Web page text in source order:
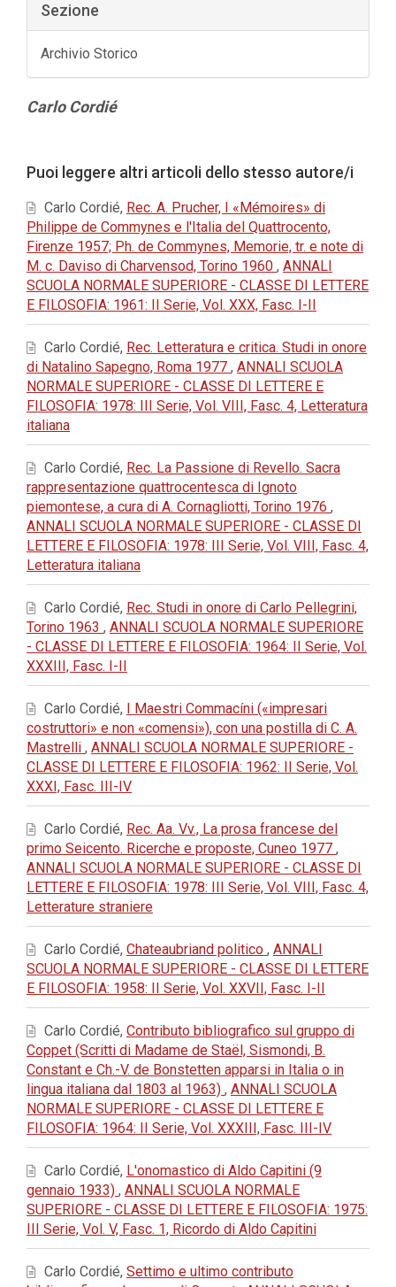
Sezione
Archivio Storico
Contenuto
Carlo Cordié
dell'articolo
Puoi leggere altri articoli dello stesso autore/i
Carlo Cordié, Rec. A. Prucher, I «Mémoires» di
Philippe de Commynes e l'Italia del Quattrocento,
Firenze 1957; Ph. de Commynes, Memorie, tr. e note di
M. c. Daviso di Charvensod, Torino 1960 , ANNALI
SCUOLA NORMALE SUPERIORE - CLASSE DI LETTERE
E FILOSOFIA: 1961: II Serie, Vol. XXX, Fasc. I-II
Carlo Cordié, Rec. Letteratura e critica. Studi in onore
di Natalino Sapegno, Roma 1977 , ANNALI SCUOLA
NORMALE SUPERIORE - CLASSE DI LETTERE E
FILOSOFIA: 1978: III Serie, Vol. VIII, Fasc. 4, Letteratura
italiana
Carlo Cordié, Rec. La Passione di Revello. Sacra
rappresentazione quattrocentesca di Ignoto
piemontese, a cura di A. Cornagliotti, Torino 1976 ,
ANNALI SCUOLA NORMALE SUPERIORE - CLASSE DI
LETTERE E FILOSOFIA: 1978: III Serie, Vol. VIII, Fasc. 4,
Letteratura italiana
Carlo Cordié, Rec. Studi in onore di Carlo Pellegrini,
Torino 1963 , ANNALI SCUOLA NORMALE SUPERIORE
- CLASSE DI LETTERE E FILOSOFIA: 1964: II Serie, Vol.
XXXIII, Fasc. I-II
Carlo Cordié, I Maestri Commacíni («impresari
costruttori» e non «comensi»), con una postilla di C. A.
Mastrelli , ANNALI SCUOLA NORMALE SUPERIORE -
CLASSE DI LETTERE E FILOSOFIA: 1962: II Serie, Vol.
XXXI, Fasc. III-IV
Carlo Cordié, Rec. Aa. Vv., La prosa francese del
primo Seicento. Ricerche e proposte, Cuneo 1977 ,
ANNALI SCUOLA NORMALE SUPERIORE - CLASSE DI
LETTERE E FILOSOFIA: 1978: III Serie, Vol. VIII, Fasc. 4,
Letterature straniere
Carlo Cordié, Chateaubriand politico , ANNALI
SCUOLA NORMALE SUPERIORE - CLASSE DI LETTERE
E FILOSOFIA: 1958: II Serie, Vol. XXVII, Fasc. I-II
Carlo Cordié, Contributo bibliografico sul gruppo di
Coppet (Scritti di Madame de Staël, Sismondi, B.
Constant e Ch.-V. de Bonstetten apparsi in Italia o in
lingua italiana dal 1803 al 1963) , ANNALI SCUOLA
NORMALE SUPERIORE - CLASSE DI LETTERE E
FILOSOFIA: 1964: II Serie, Vol. XXXIII, Fasc. III-IV
Carlo Cordié, L'onomastico di Aldo Capitini (9
gennaio 1933) , ANNALI SCUOLA NORMALE
SUPERIORE - CLASSE DI LETTERE E FILOSOFIA: 1975:
III Serie, Vol. V, Fasc. 1, Ricordo di Aldo Capitini
Carlo Cordié, Settimo e ultimo contributo